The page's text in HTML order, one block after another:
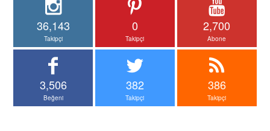
36,143
Takipçi
0
Takipçi
2,700
Abone
3,506
Beğeni
382
Takipçi
386
Takipçi